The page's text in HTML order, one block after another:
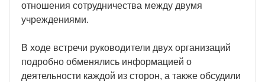
отношения сотрудничества между двумя
учреждениями.
В ходе встречи руководители двух организаций
подробно обменялись информацией о
деятельности каждой из сторон, а также обсудили